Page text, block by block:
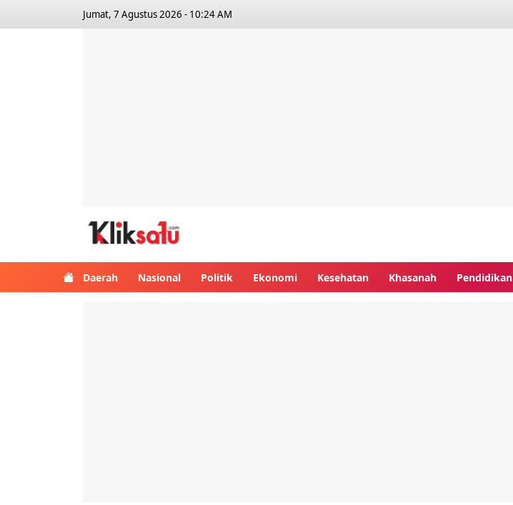
Jumat, 7 Agustus 2026 - 10:24 AM
Daerah Nasional Politik Ekonomi Kesehatan Khasanah Pendidikan